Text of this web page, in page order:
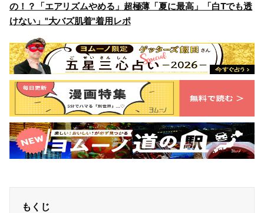
の！？「エアリズムやめる」超極薄「夏に最高」「白Tでも透
けない」"大バズ肌着"着用レポ
もくじ